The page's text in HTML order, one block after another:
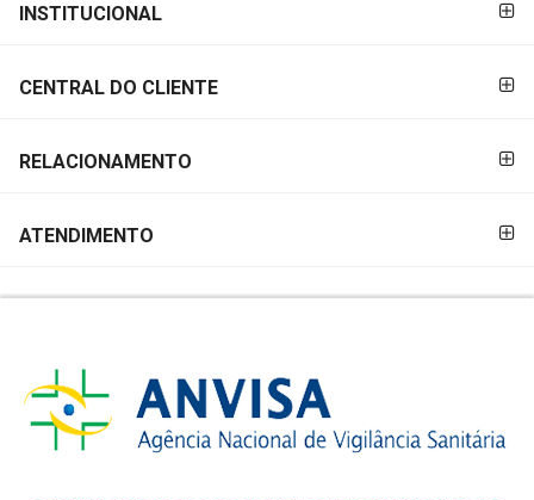
PAGAMENTO
INSTITUCIONAL
CENTRAL DO CLIENTE
RELACIONAMENTO
ATENDIMENTO